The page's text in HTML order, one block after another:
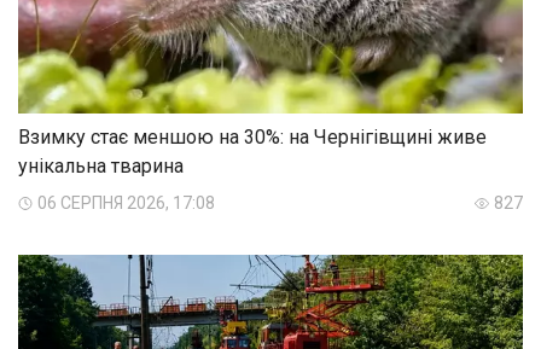
Взимку стає меншою на 30%: на Чернігівщині живе
унікальна тварина
06 СЕРПНЯ 2026, 17:08 827